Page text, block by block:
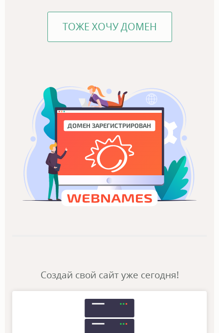
ТОЖЕ ХОЧУ ДОМЕН
ДОМЕН ЗАРЕГИСТРИРОВАН
Создай свой сайт уже сегодня!